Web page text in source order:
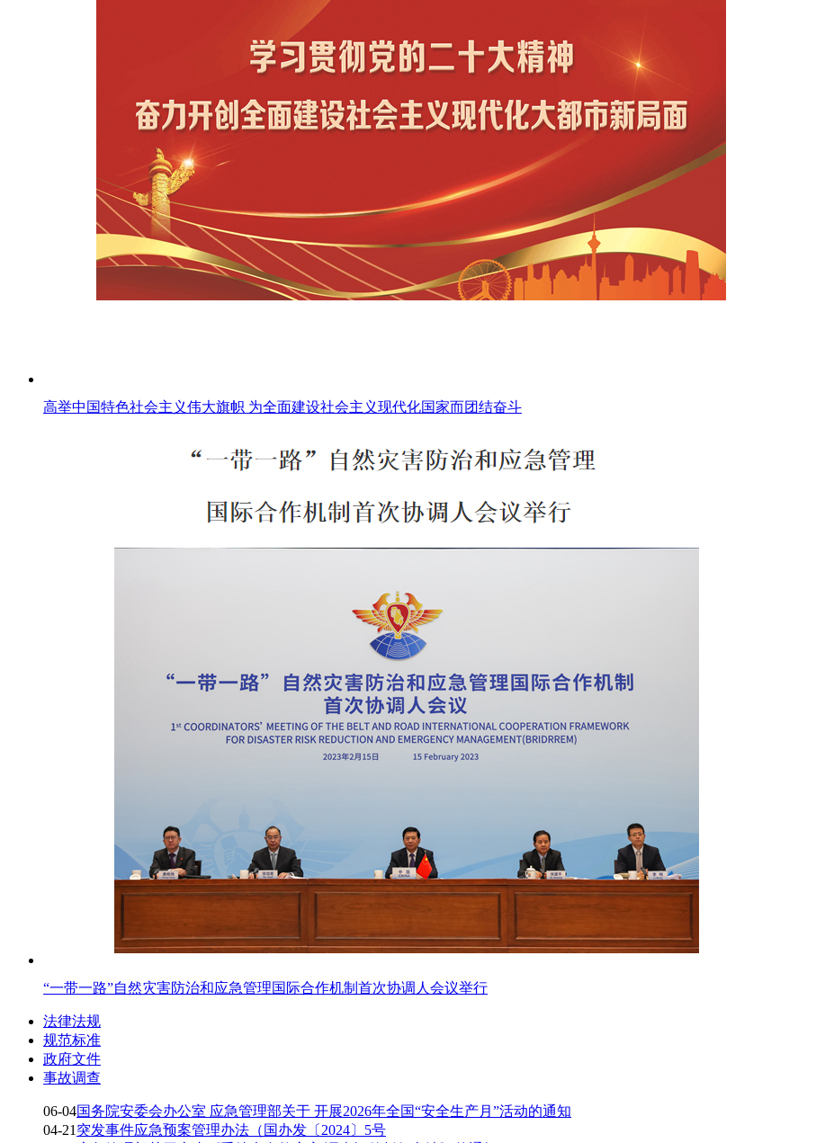
高举中国特色社会主义伟大旗帜 为全面建设社会主义现代化国家而团结奋斗
“一带一路”自然灾害防治和应急管理国际合作机制首次协调人会议举行
法律法规
规范标准
政府文件
事故调查
06-04国务院安委会办公室 应急管理部关于 开展2026年全国“安全生产月”活动的通知
04-21 突发事件应急预案管理办法（国办发〔2024〕5号